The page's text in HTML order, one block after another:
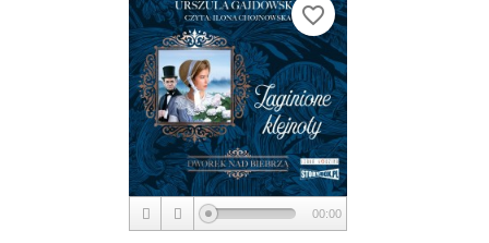
00:00
favorite_border